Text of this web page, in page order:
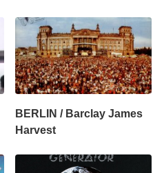
BERLIN / Barclay James
Harvest